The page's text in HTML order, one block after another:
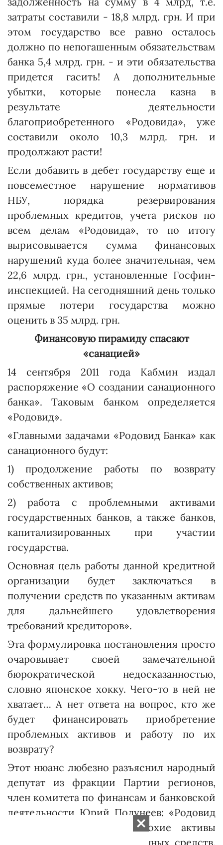
затраты составили - 18,8 млрд. грн. И при
этом государство все равно осталось
должно по непогашенным обязательствам
банка 5,4 млрд. грн. - и эти обязательства
придется гасить! А дополнительные
убытки, которые понесла казна в
результате деятельности
благоприобретенного «Родовида», уже
составили около 10,3 млрд. грн. и
продолжают расти!
Если добавить в дебет государству еще и
повсеместное нарушение нормативов
НБУ, порядка резервирования
проблемных кредитов, учета рисков по
всем делам «Родовида», то по итогу
вырисовывается сумма финансовых
нарушений куда более значительная, чем
22,6 млрд. грн., установленные Госфин­
инспек­цией. На сегодняшний день только
прямые потери государства можно
оценить в 35 млрд. грн.
Финансовую пирамиду спасают
«санацией»
14 сентября 2011 года Каб­мин издал
распоряжение «О создании санационного
банка». Таковым банком определяется
«Родовид».
«Главными задачами «Ро­довид Банка» как
санационного будут:
1) продолжение работы по возврату
собственных активов;
2) работа с проблемными активами
государственных банков, а также банков,
капитализированных при участии
государства.
Основная цель работы данной кредитной
организации будет заключаться в
получении средств по указанным активам
для дальнейшего удовлетворения
требований кредиторов».
Эта формулировка постановления просто
очаровывает своей замечательной
бюрократической недосказанностью,
словно японское хокку. Чего-то в ней не
хватает… А нет ответа на вопрос, кто же
будет финансировать приобретение
проблемных активов и работу по их
возврату?
Этот нюанс любезно разъяснил народный
депутат из фракции Партии регионов,
член комитета по финансам и банковской
деятельности Юрий По­лунеев: «Родовид
Банк» будет покупать плохие активы
банков за счет государственных средств.